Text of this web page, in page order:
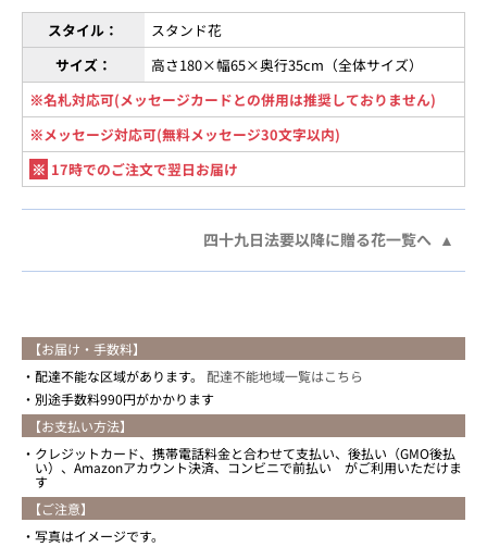
スタイル：
スタンド花
サイズ：
高さ180×幅65×奥行35cm（全体サイズ）
※名札対応可(メッセージカードとの併用は推奨しておりません)
※メッセージ対応可(無料メッセージ30文字以内)
※ 17時でのご注文で翌日お届け
四十九日法要以降に贈る花一覧へ
【お届け・手数料】
配達不能な区域があります。 配達不能地域一覧はこちら
別途手数料990円がかかります
【お支払い方法】
クレジットカード、携帯電話料金と合わせて支払い、後払い（GMO後払
い）、Amazonアカウント決済、コンビニで前払い がご利用いただけま
す
【ご注意】
写真はイメージです。